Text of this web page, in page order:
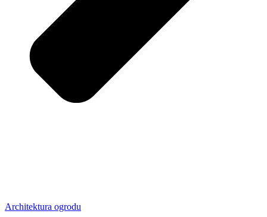
Architektura ogrodu